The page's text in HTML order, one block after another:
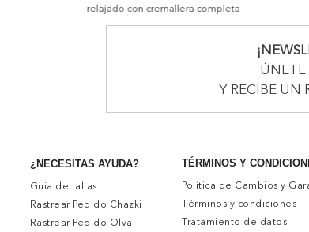
relajado con cremallera completa
ÚNETE
Y RECIBE UN
¿NECESITAS AYUDA?
Guia de tallas
Rastrear Pedido Chazki
Rastrear Pedido Olva
TÉRMINOS Y
Política de Cambios y
Términos y condiciones
Tratamiento de datos